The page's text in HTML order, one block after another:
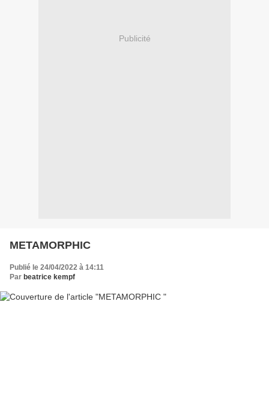
Publicité
METAMORPHIC
Publié le 24/04/2022 à 14:11
Par beatrice kempf